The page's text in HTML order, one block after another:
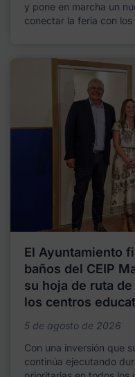
y pone en marcha un
conectar la feria con los
El Ayuntamiento
baños del CEIP
su hoja de ruta
los centros
5 de agosto de 2026
Con una inversión que
continúa ejecutando